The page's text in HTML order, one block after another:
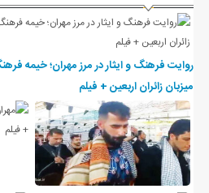
روایت فرهنگ و ایثار در مرز مهران؛ خیمه
میزبان زائران اربعین + فیلم